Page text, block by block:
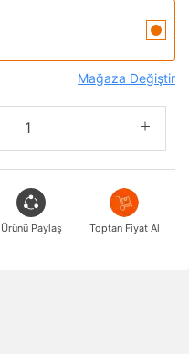
Mağaza Değiştir
Ürünü Paylaş Toptan Fiyat Al